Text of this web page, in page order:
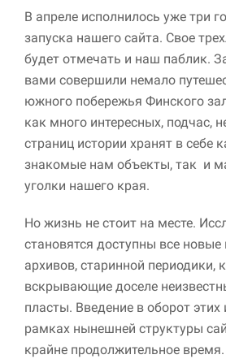
В апреле исполнилось уже три
запуска нашего сайта. Свое
будет отмечать и наш паблик.
вами совершили немало
южного побережья Финского
как много интересных, подчас,
страниц истории хранят в себе
знакомые нам объекты, так и
уголки нашего края.
Но жизнь не стоит на месте.
становятся доступны все
архивов, старинной периодики,
вскрывающие доселе
пласты. Введение в оборот этих
рамках нынешней структуры
крайне продолжительное